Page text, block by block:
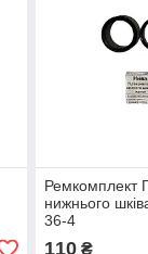
Ремкомплект
нижнього
36-4
110₴